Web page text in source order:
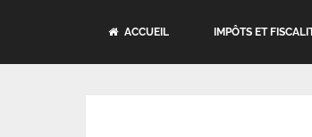
ACCUEIL IMPÔTS ET